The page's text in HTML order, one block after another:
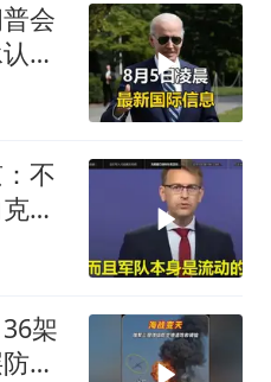
会
一
不
里
架
空